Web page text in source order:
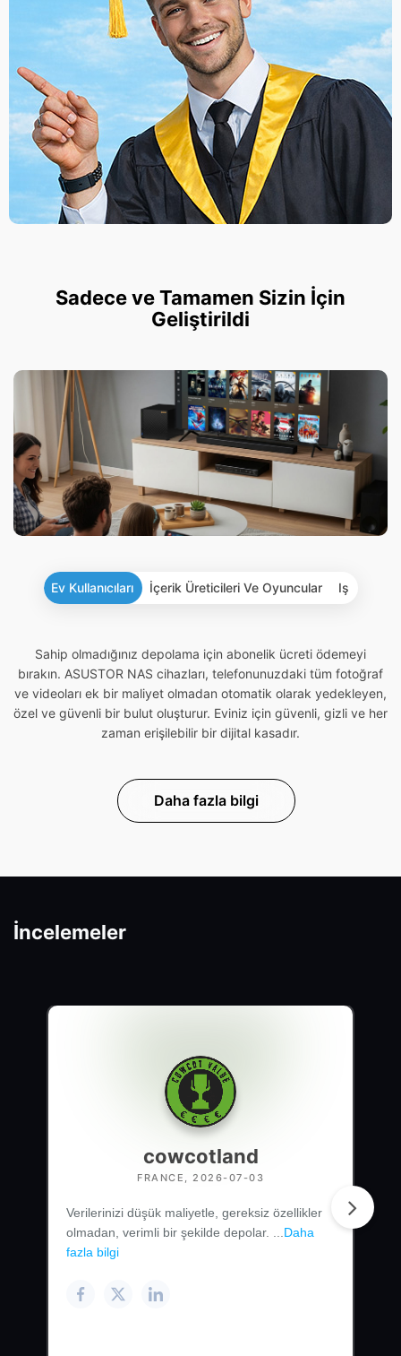
Sadece ve Tamamen Sizin İçin
Geliştirildi
Ev Kullanıcıları İçerik Üreticileri Ve Oyuncular Iş
Sahip olmadığınız depolama için abonelik ücreti ödemeyi
bırakın. ASUSTOR NAS cihazları, telefonunuzdaki tüm fotoğraf
ve videoları ek bir maliyet olmadan otomatik olarak yedekleyen,
özel ve güvenli bir bulut oluşturur. Eviniz için güvenli, gizli ve her
zaman erişilebilir bir dijital kasadır.
Daha fazla bilgi
İncelemeler
cowcotland
FRANCE, 2026-07-03
Verilerinizi düşük maliyetle, gereksiz özellikler
olmadan, verimli bir şekilde depolar. ... Daha
fazla bilgi